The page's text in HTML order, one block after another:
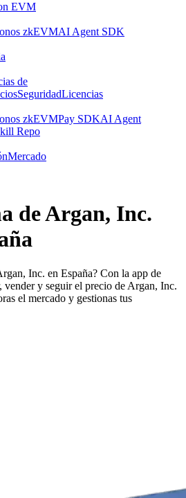
EVM
zkEVMAI Agent SDK
de
SeguridadLicencias
zkEVMPay SDKAI Agent
Repo
Mercado
de Argan, Inc.
Inc. en España? Con la app de
vender y seguir el precio de Argan, Inc.
el mercado y gestionas tus